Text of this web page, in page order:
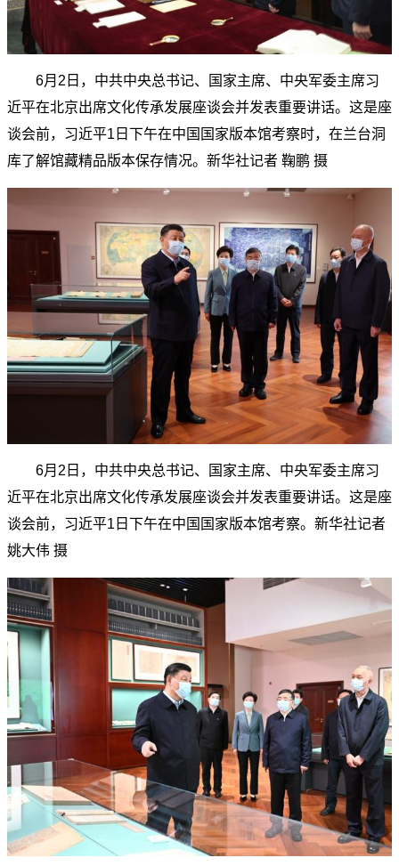
6月2日，中共中央总书记、国家主席、中央军委主席习
近平在北京出席文化传承发展座谈会并发表重要讲话。这是座
谈会前，习近平1日下午在中国国家版本馆考察时，在兰台洞
库了解馆藏精品版本保存情况。新华社记者 鞠鹏 摄
6月2日，中共中央总书记、国家主席、中央军委主席习
近平在北京出席文化传承发展座谈会并发表重要讲话。这是座
谈会前，习近平1日下午在中国国家版本馆考察。新华社记者
姚大伟 摄